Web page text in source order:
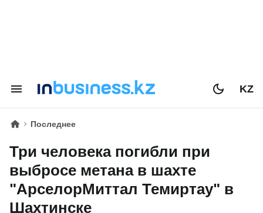
KZ
Последнее
Три человека погибли при
выбросе метана в шахте
"АрселорМиттал Темиртау" в
Шахтинске